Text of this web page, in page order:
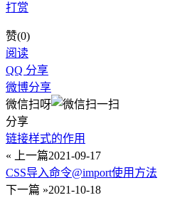
打赏
赞(0)
阅读
QQ 分享
微博分享
微信扫呀
分享
链接样式的作用
« 上一篇2021-09-17
CSS导入命令@import使用方法
下一篇 »2021-10-18